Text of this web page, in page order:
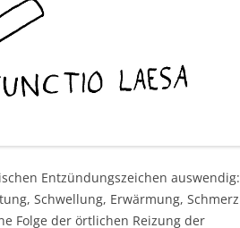
Entzündungszeichen auswendig:
Schwellung, Erwärmung, Schmerz
Folge der örtlichen Reizung der